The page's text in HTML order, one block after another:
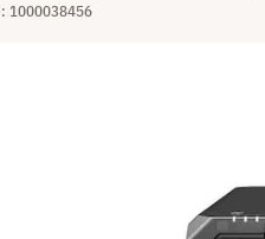
1000038456